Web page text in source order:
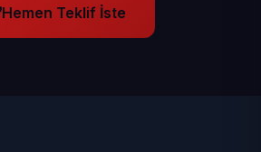
Hemen Teklif İste